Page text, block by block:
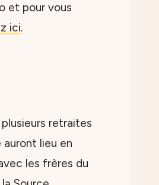
et pour vous
ici.
retraites
auront lieu en
les frères du